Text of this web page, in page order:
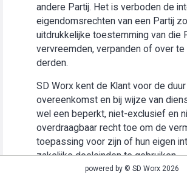
andere Partij. Het is verboden de
eigendomsrechten van een Partij
uitdrukkelijke toestemming van die
vervreemden, verpanden of over te
derden.
SD Worx kent de Klant voor de
overeenkomst en bij wijze van
wel een beperkt, niet-exclusief en
overdraagbaar recht toe om de
toepassing voor zijn of hun eigen
zakelijke doeleinden te gebruiken
(“Gebruiksrecht”).powered by © SD Worx 2026